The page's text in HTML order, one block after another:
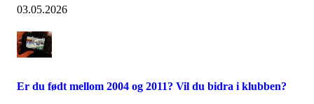
03.05.2026
Er du født mellom 2004 og 2011? Vil du bidra i klubben?